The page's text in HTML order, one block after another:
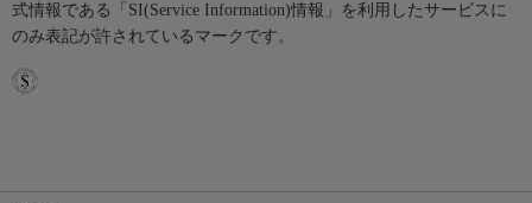
式情報である「SI(Service Information)情報」を利用したサービスに
のみ表記が許されているマークです。